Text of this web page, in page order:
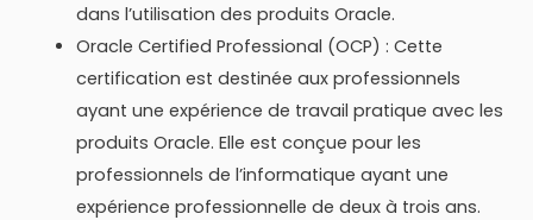
dans l’utilisation des produits Oracle.
Oracle Certified Professional (OCP) : Cette
certification est destinée aux professionnels
ayant une expérience de travail pratique avec les
produits Oracle. Elle est conçue pour les
professionnels de l’informatique ayant une
expérience professionnelle de deux à trois ans.